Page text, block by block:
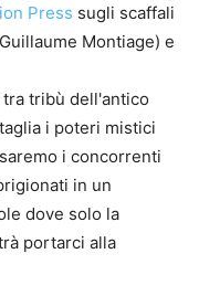
Press sugli scaffali
Montiage) e
tribù dell'antico
i poteri mistici
saremo i concorrenti
in un
dove solo la
portarci alla